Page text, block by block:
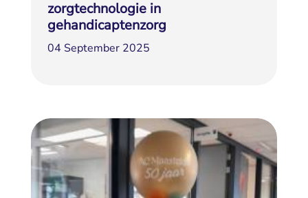
zorgtechnologie in
gehandicaptenzorg
04 September 2025